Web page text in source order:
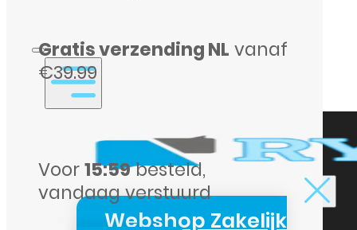
Webshop Zakelijk
Vaste
telefoon
vaste
Gratis verzending NL vanaf
€39.99
Voor15:59besteld,
vandaag verstuurd